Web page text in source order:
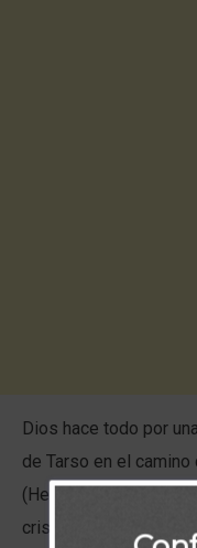
Dios hace todo por
de Tarso en el
(Hechos 9:1-9). Saulo
cristianos, pero su